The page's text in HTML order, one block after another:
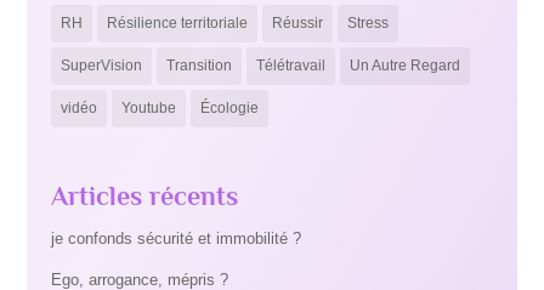
RH Résilience territoriale Réussir Stress
SuperVision Transition Télétravail Un Autre Regard
vidéo Youtube Écologie
Articles récents
je confonds sécurité et immobilité ?
Ego, arrogance, mépris ?